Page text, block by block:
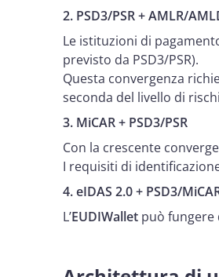
2. PSD3/PSR + AMLR/
Le istituzioni di
previsto da PSD3/PSR).
Questa convergenza
seconda del livello di
3. MiCAR + PSD3/PSR
Con la crescente
I requisiti di
4. eIDAS 2.0 + PSD3/
L’EUDIWallet può fungere